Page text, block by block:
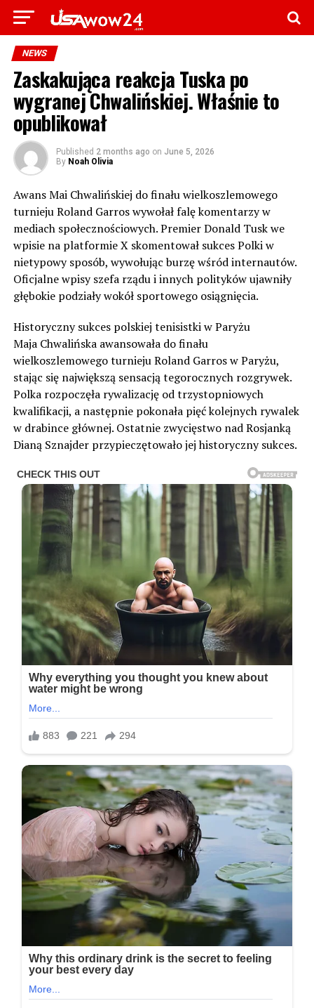
NEWS
Zaskakująca reakcja Tuska po
wygranej Chwalińskiej. Właśnie to
opublikował
Published 2 months ago on June 5, 2026
By Noah Olivia
Awans Mai Chwalińskiej do finału wielkoszlemowego
turnieju Roland Garros wywołał falę komentarzy w
mediach społecznościowych. Premier Donald Tusk we
wpisie na platformie X skomentował sukces Polki w
nietypowy sposób, wywołując burzę wśród internautów.
Oficjalne wpisy szefa rządu i innych polityków ujawniły
głębokie podziały wokół sportowego osiągnięcia.
Historyczny sukces polskiej tenisistki w Paryżu
Maja Chwalińska awansowała do finału
wielkoszlemowego turnieju Roland Garros w Paryżu,
stając się największą sensacją tegorocznych rozgrywek.
Polka rozpoczęła rywalizację od trzystopniowych
kwalifikacji, a następnie pokonała pięć kolejnych rywalek
w drabince głównej. Ostatnie zwycięstwo nad Rosjanką
Dianą Sznajder przypieczętowało jej historyczny sukces.